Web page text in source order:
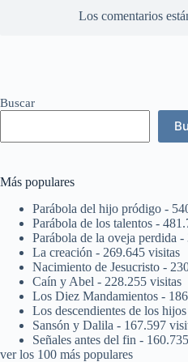
Los comentarios
Buscar
Más populares
Parábola del hijo pródigo -
Parábola de los talentos -
Parábola de la oveja perdida -
La creación - 269.645 visitas
Nacimiento de Jesucristo -
Caín y Abel - 228.255 visitas
Los Diez Mandamientos -
Los descendientes de los
Sansón y Dalila - 167.597
Señales antes del fin -
ver los 100 más populares